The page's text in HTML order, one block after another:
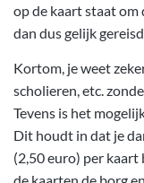
op de kaart staat om
dan dus gelijk
Kortom, je weet
scholieren, etc.
Tevens is het
Dit houdt in dat je
(2,50 euro) per